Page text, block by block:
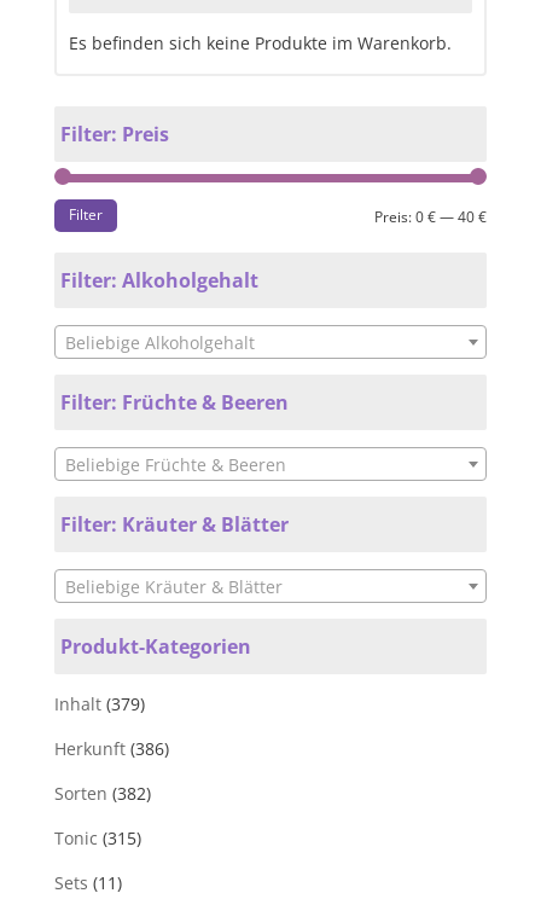
Es befinden sich keine Produkte im Warenkorb.
Filter: Preis
Filter Preis:0 €—40 €
Filter: Alkoholgehalt
Beliebige Alkoholgehalt
Filter: Früchte & Beeren
Beliebige Früchte & Beeren
Filter: Kräuter & Blätter
Beliebige Kräuter & Blätter
Produkt-Kategorien
Inhalt (379)
Herkunft (386)
Sorten (382)
Tonic (315)
Sets (11)